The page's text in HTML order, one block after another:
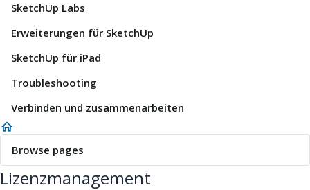
SketchUp Labs
Erweiterungen für SketchUp
SketchUp für iPad
Troubleshooting
Verbinden und zusammenarbeiten
Browse pages
Lizenzmanagement